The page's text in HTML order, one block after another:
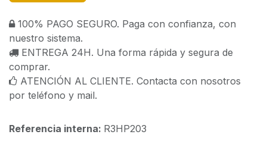
100% PAGO SEGURO. Paga con confianza, con
nuestro sistema.
ENTREGA 24H. Una forma rápida y segura de
comprar.
ATENCIÓN AL CLIENTE. Contacta con nosotros
por teléfono y mail.
Referencia interna: R3HP203